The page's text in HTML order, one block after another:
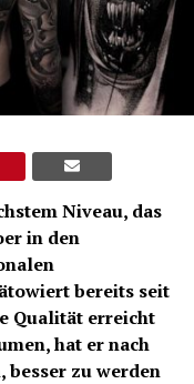
Niveau, das
in den
bereits seit
Qualität erreicht
hat er nach
besser zu werden